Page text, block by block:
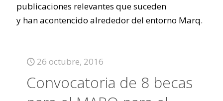
publicaciones relevantes que suceden
y han acontencido alrededor del entorno Marq.
26 octubre, 2016
Convocatoria de 8 becas